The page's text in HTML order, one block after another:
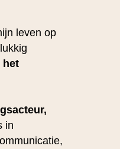
leven op
het
in